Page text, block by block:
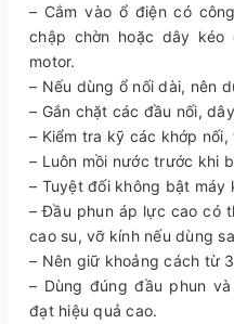
– Cắm vào ổ điện có
chập chờn hoặc dây
motor.
– Nếu dùng ổ nối dài, nên
– Gắn chặt các đầu nối,
– Kiểm tra kỹ các khớp nối,
– Luôn mồi nước trước khi
– Tuyệt đối không bật máy
– Đầu phun áp lực cao có
cao su, vỡ kính nếu dùng
– Nên giữ khoảng cách từ
– Dùng đúng đầu phun
đạt hiệu quả cao.